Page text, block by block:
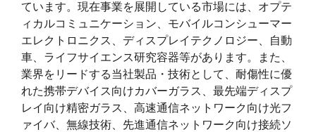
ています。現在事業を展開している市場には、オプテ
ィカルコミュニケーション、モバイルコンシューマー
エレクトロニクス、ディスプレイテクノロジー、自動
車、ライフサイエンス研究容器等があります。また、
業界をリードする当社製品・技術として、耐傷性に優
れた携帯デバイス向けカバーガラス、最先端ディスプ
レイ向け精密ガラス、高速通信ネットワーク向け光フ
ァイバ、無線技術、先進通信ネットワーク向け接続ソ